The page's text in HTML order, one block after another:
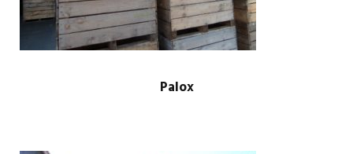
Palox